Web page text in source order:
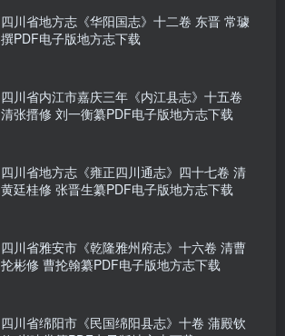
四川省地方志《华阳国志》十二卷 东晋 常璩
撰PDF电子版地方志下载
四川省内江市嘉庆三年《内江县志》十五卷
清张搢修 刘一衡纂PDF电子版地方志下载
四川省地方志《雍正四川通志》四十七卷 清
黄廷桂修 张晋生纂PDF电子版地方志下载
四川省雅安市《乾隆雅州府志》十六卷 清曹
抡彬修 曹抡翰纂PDF电子版地方志下载
四川省绵阳市《民国绵阳县志》十卷 蒲殿钦